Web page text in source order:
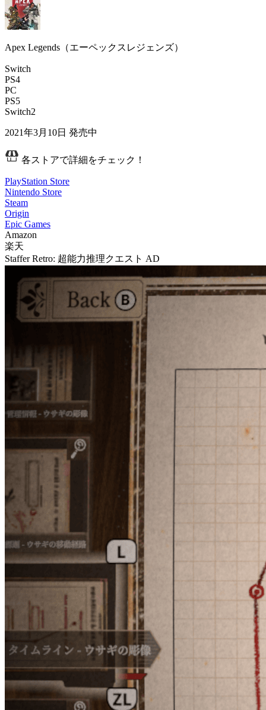
Apex Legends（エーペックスレジェンズ）
Switch
PS4
PC
PS5
Switch2
2021年3月10日 発売中
各ストアで詳細をチェック！
PlayStation Store
Nintendo Store
Steam
Origin
Epic Games
Amazon
楽天
Staffer Retro: 超能力推理クエスト AD